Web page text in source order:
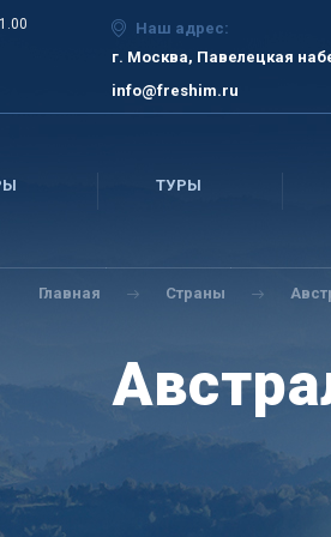
Наш адрес:
г. Москва, Павелецкая
info@freshim.ru
ТУРЫ
Главная Страны